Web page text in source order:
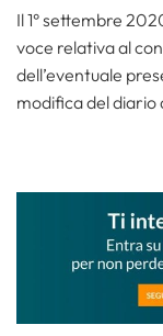
Il 1° settembre
voce relativa al
dell’eventuale
modifica del diario